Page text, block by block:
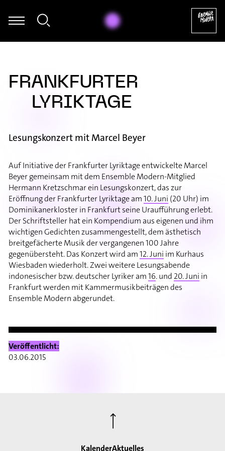
- Nikos Skalkottas: Ragtime (Tanz), Nr. 25 (Aus den 32
FRANKFURTER
LYRIKTAGE
Lesungskonzert mit Marcel Beyer
Veröffentlicht:
03.06.2015
Auf Initiative der Frankfurter Lyriktage entwickelte Marcel
Beyer gemeinsam mit dem Ensemble Modern-Mitglied
Hermann Kretzschmar ein Lesungskonzert, das zur
Eröffnung der Frankfurter Lyriktage am10. Juni (20 Uhr) im
Dominikanerkloster in Frankfurt seine Uraufführung erlebt.
Der Schriftsteller hat ein Kompendium aus eigenen und ihm
wichtigen Gedichten zusammengestellt, dem ästhetisch
breitgefächerte Musik der vergangenen 100 Jahre
gegenübersteht. Das Konzert wird am12. Juni im Kurhaus
Wiesbaden wiederholt. Zwei weitere Lesungsabende
indonesischer bzw. deutscher Lyriker am16. und 20. Juni in
Frankfurt werden mit Kammermusikbeiträgen des
Ensemble Modern abgerundet.
KalenderAktuelles
⟶